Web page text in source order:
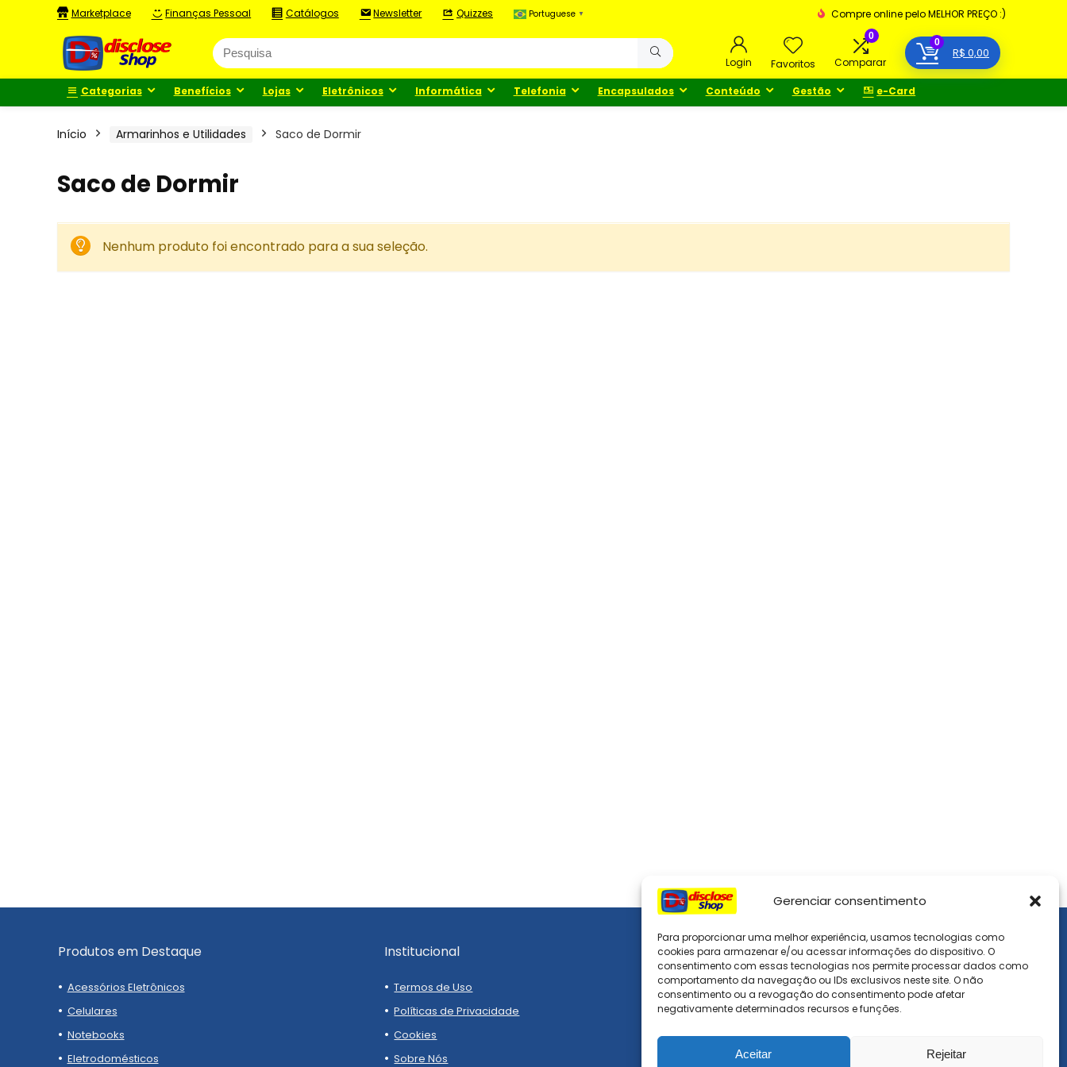
Gerenciar consentimento
Para proporcionar uma melhor experiência, usamos tecnologias como
cookies para armazenar e/ou acessar informações do dispositivo. O
consentimento com essas tecnologias nos permite processar dados como
comportamento da navegação ou IDs exclusivos neste site. O não
consentimento ou a revogação do consentimento pode afetar
negativamente determinados recursos e funções.
Aceitar Rejeitar
Marketplace Finanças Pessoal Catálogos Newsletter Quizzes Portuguese ▼ Compre online pelo MELHOR PREÇO :)
Login Favoritos
0
Comparar
0
R$ 0,00
Categorias Benefícios Lojas Eletrônicos Informática Telefonia Encapsulados Conteúdo Gestão e-Card
Início Armarinhos e Utilidades Saco de Dormir
Saco de Dormir
Nenhum produto foi encontrado para a sua seleção.
Produtos em Destaque
Acessórios Eletrônicos
Celulares
Notebooks
Eletrodomésticos
Institucional
Termos de Uso
Políticas de Privacidade
Cookies
Sobre Nós
Dúvidas
Como Usar o Site
Devoluções e Reembolso
Frete e Prazo de Entrega
Métodos de Pagamento